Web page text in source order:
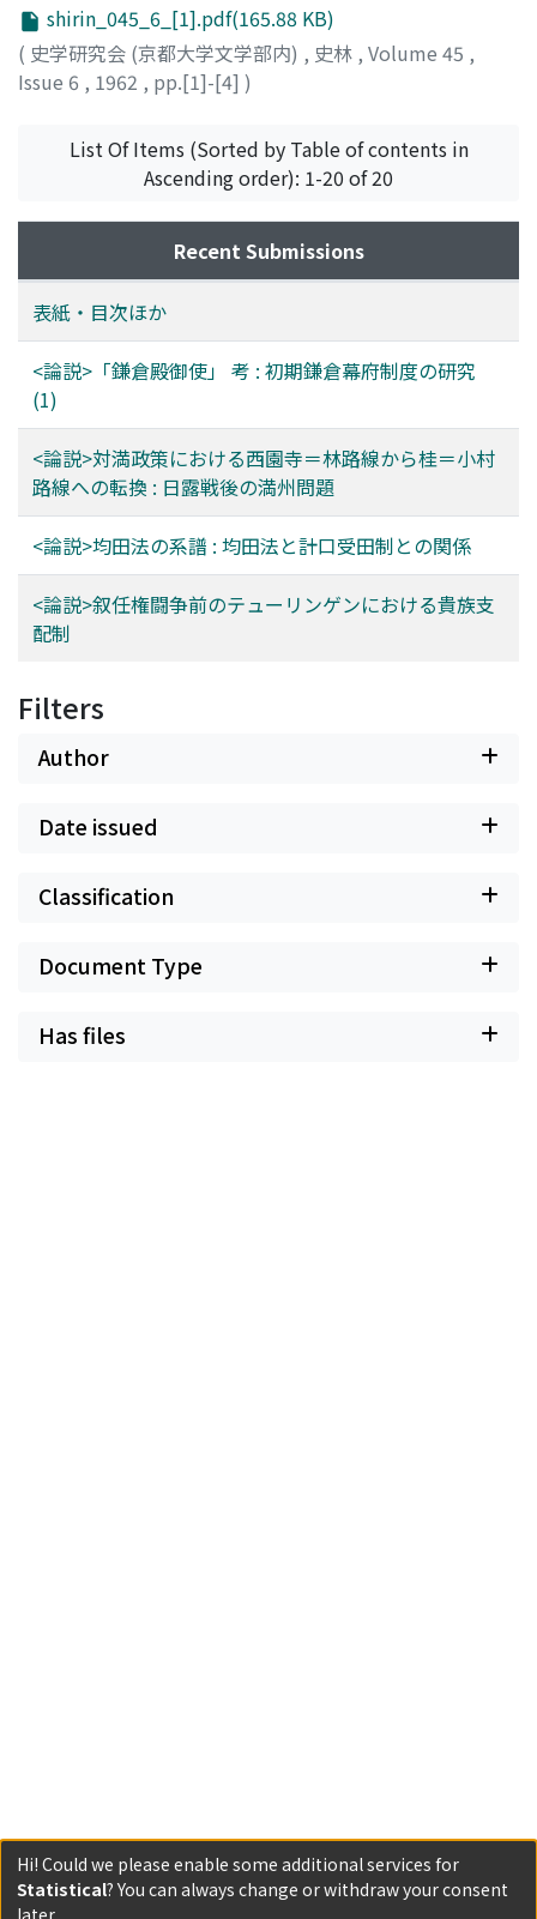
shirin_045_6_[1].pdf(165.88 KB)
( 史学研究会 (京都大学文学部内) , 史林 , Volume 45 ,
Issue 6 , 1962 , pp.[1]-[4] )
List Of Items (Sorted by Table of contents in
Ascending order): 1-20 of 20
Recent Submissions
表紙・目次ほか
<論説>「鎌倉殿御使」 考 : 初期鎌倉幕府制度の研究
(1)
<論説>対満政策における西園寺＝林路線から桂＝小村
路線への転換 : 日露戦後の満州問題
<論説>均田法の系譜 : 均田法と計口受田制との関係
<論説>叙任権闘争前のテューリンゲンにおける貴族支
配制
Filters
Author
Date issued
Classification
Document Type
Has files
Powered by DSpace and JAIRO Crawler-List
Hi! Could we please enable some additional services for
Statistical? You can always change or withdraw your consent
later.